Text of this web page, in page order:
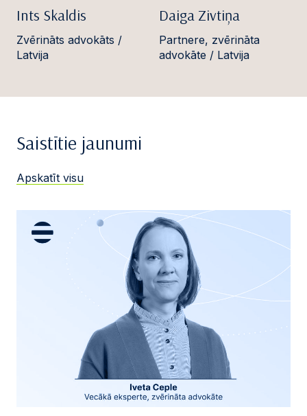
Ints Skaldis
Zvērināts advokāts /
Latvija
Daiga Zivtiņa
Partnere, zvērināta
advokāte / Latvija
Saistītie jaunumi
Apskatīt visu